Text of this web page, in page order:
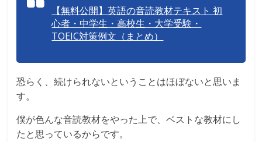
【無料公開】英語の音読教材テキスト 初
心者・中学生・高校生・大学受験・
TOEIC対策例文（まとめ）
恐らく、続けられないということはほぼないと思いま
す。
僕が色んな音読教材をやった上で、ベストな教材にし
たと思っているからです。